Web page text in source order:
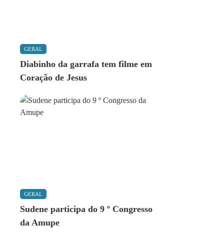
GERAL
Diabinho da garrafa tem filme em
Coração de Jesus
GERAL
Sudene participa do 9 º Congresso
da Amupe